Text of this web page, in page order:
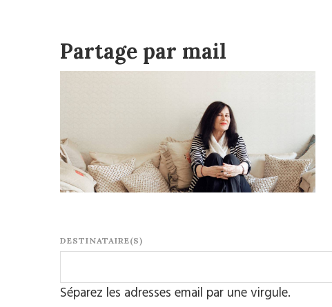
Partage par mail
DESTINATAIRE(S)
Séparez les adresses email par une virgule.